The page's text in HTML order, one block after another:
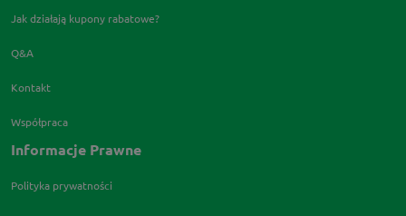
Jak działają kupony rabatowe?
Q&A
Kontakt
Współpraca
Informacje Prawne
Polityka prywatności